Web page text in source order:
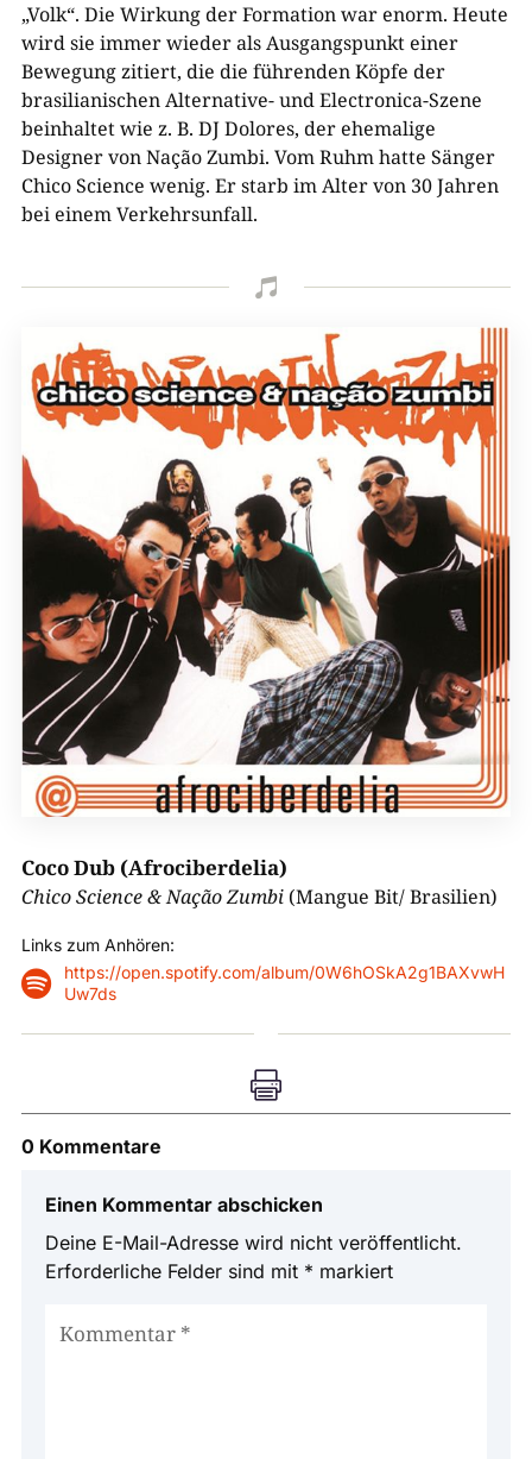
„Volk“. Die Wirkung der Formation war enorm. Heute
wird sie immer wieder als Ausgangspunkt einer
Bewegung zitiert, die die führenden Köpfe der
brasilianischen Alternative- und Electronica-Szene
beinhaltet wie z. B. DJ Dolores, der ehemalige
Designer von Nação Zumbi. Vom Ruhm hatte Sänger
Chico Science wenig. Er starb im Alter von 30 Jahren
bei einem Verkehrsunfall.

Coco Dub (Afrociberdelia)
Chico Science & Nação Zumbi (Mangue Bit/ Brasilien)
Links zum Anhören:

https://open.spotify.com/album/0W6hOSkA2g1BAXvwH
Uw7ds

0 Kommentare
Einen Kommentar abschicken
Deine E-Mail-Adresse wird nicht veröffentlicht.
Erforderliche Felder sind mit * markiert